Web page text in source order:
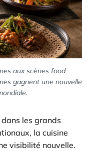
aux scènes food
gagnent une nouvelle
les grands
la cuisine
visibilité nouvelle.